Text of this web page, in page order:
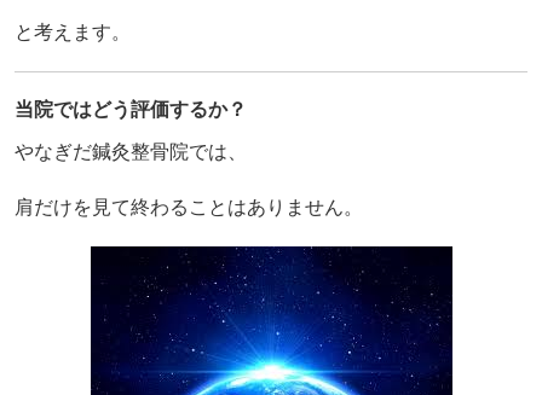
と考えます。
当院ではどう評価するか？
やなぎだ鍼灸整骨院では、
肩だけを見て終わることはありません。